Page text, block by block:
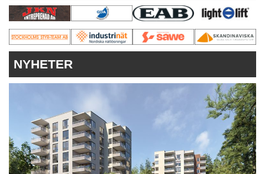
PRENUMERERA
VÅRA ANDRA MAGASIN
ANNONSERA
KONTAKT
NYHETER